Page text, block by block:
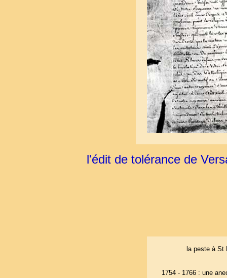
l'édit de tolérance de
la peste à St
1754 - 1766 : une